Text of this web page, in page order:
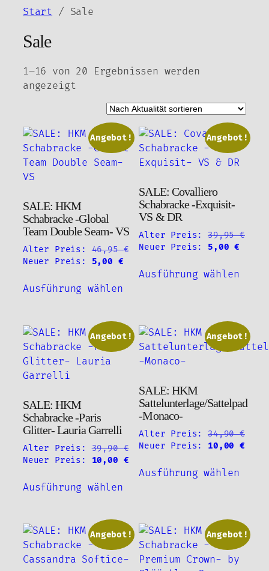
springen
Start / Sale
Sale
1–16 von 20 Ergebnissen werden
angezeigt
sortiert
Angebot!
SALE: HKM
Schabracke -Global
Team Double Seam- VS
Alter Preis: 46,95€
Ursprünglicher
war:
Neuer Preis: 5,00 €Aktueller
Preis
Ausführung wählen
Dieses
Produkt
mehrere
Varianten
auf.
Die
können
auf
Produktseite
gewählt
werden
Angebot!
SALE: Covalliero
Schabracke -Exquisit-
VS & DR
Alter Preis: 39,95€
Ursprünglicher
war:
Neuer Preis: 5,00€
Ausführung wählen
auf.
Die
der
Angebot!
SALE: HKM
Schabracke -Paris
Glitter- Lauria Garrelli
Alter Preis: 39,90€
Ursprünglicher
war:
Neuer Preis: 10,00 €Aktueller
Preis
Ausführung wählen
Dieses
Produkt
mehrere
Varianten
auf.
Die
Angebot!
SALE: HKM
Sattelunterlage/Sattelpad
-Monaco-
Alter Preis: 34,90€
Ursprünglicher
war:
Neuer Preis: 10,00€
Ausführung wählen
auf.
Die
Angebot! Angebot!